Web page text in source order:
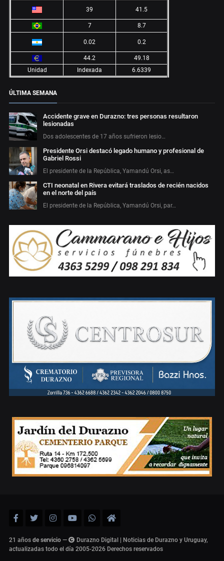
39 41.5
7 8.7
0.02 0.2
44.2
49.18
Unidad
Indexada 6.6339
ÚLTIMA SEMANA
Accidente grave en Durazno: tres personas resultaron
lesionadas
Dos adolescentes de 17 años sufrieron lesio…
Presidente Orsi destacó legado humano y profesional de
Gabriel Rossi
El presidente de la República, Yamandú Orsi, as…
CTI neonatal en Rivera evitará traslados de recién nacidos
en el norte del país
El presidente de la República, Yamandú Orsi, par…
21 años de servicio —
Durazno Digital | Noticias de Durazno y Uruguay,
actualizadas todo el día 2005-2026 Derechos reservados